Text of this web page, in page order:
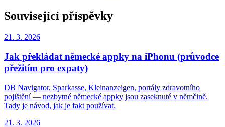
Související příspěvky
21. 3. 2026
Jak překládat německé appky na iPhonu (průvodce
přežitím pro expaty)
DB Navigator, Sparkasse, Kleinanzeigen, portály zdravotního
pojištění — nezbytné německé appky jsou zaseknuté v němčině.
Tady je návod, jak je fakt používat.
21. 3. 2026